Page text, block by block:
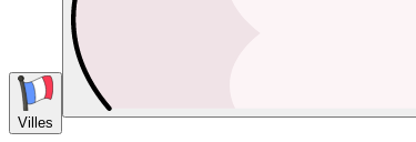
Villes